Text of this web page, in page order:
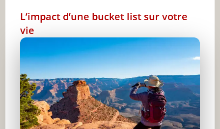
L’impact d’une bucket list sur votre
vie